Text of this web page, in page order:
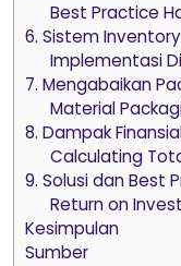
Best Practice
6. Sistem
Implementasi
7. Mengabaikan
Material
8. Dampak
Calculating
9. Solusi dan Best
Return on
Kesimpulan
Sumber